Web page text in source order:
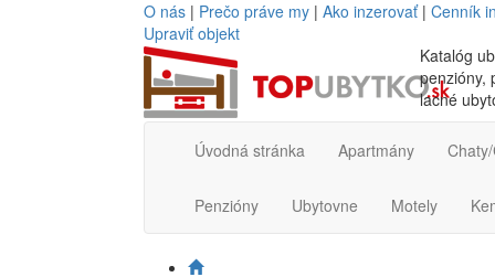
O nás | Prečo práve my | Ako inzerovať| Cenník
Upraviť objekt
Katalóg
penzióny,
lacné
Úvodná stránka Apartmány
Penzióny Ubytovne Motely